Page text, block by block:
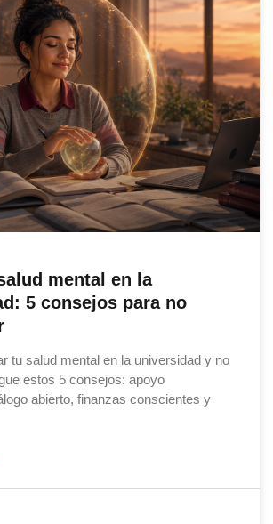
mental en la
5 consejos para no
tu salud mental en la universidad y no
estos 5 consejos: apoyo
abierto, finanzas conscientes y